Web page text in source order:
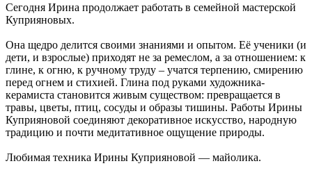
Сегодня Ирина продолжает работать в семейной мастерской
Куприяновых.
Она щедро делится своими знаниями и опытом. Её ученики (и
дети, и взрослые) приходят не за ремеслом, а за отношением: к
глине, к огню, к ручному труду – учатся терпению, смирению
перед огнем и стихией. Глина под руками художника-
керамиста становится живым существом: превращается в
травы, цветы, птиц, сосуды и образы тишины. Работы Ирины
Куприяновой соединяют декоративное искусство, народную
традицию и почти медитативное ощущение природы.
Любимая техника Ирины Куприяновой — майолика.